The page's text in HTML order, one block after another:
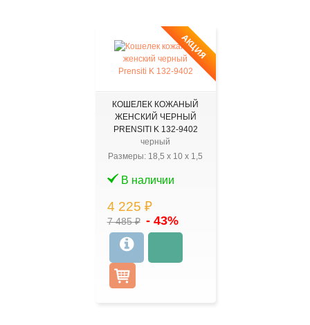
АКЦИЯ
КОШЕЛЕК КОЖАНЫЙ
ЖЕНСКИЙ ЧЕРНЫЙ
PRENSITI K 132-9402
черный
Размеры: 18,5x 10x 1,5
В наличии
4 225 ₽
7 485 ₽ - 43%